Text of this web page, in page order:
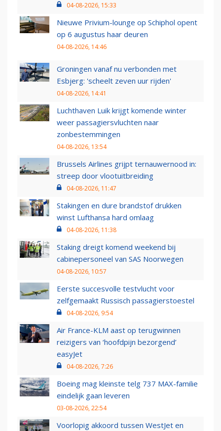
04-08-2026, 15:33
Nieuwe Privium-lounge op Schiphol opent
op 6 augustus haar deuren
04-08-2026, 14:46
Groningen vanaf nu verbonden met
Esbjerg: 'scheelt zeven uur rijden'
04-08-2026, 14:41
Luchthaven Luik krijgt komende winter
weer passagiersvluchten naar
zonbestemmingen
04-08-2026, 13:54
Brussels Airlines grijpt ternauwernood in:
streep door vlootuitbreiding
04-08-2026, 11:47
Stakingen en dure brandstof drukken
winst Lufthansa hard omlaag
04-08-2026, 11:38
Staking dreigt komend weekend bij
cabinepersoneel van SAS Noorwegen
04-08-2026, 10:57
Eerste succesvolle testvlucht voor
zelfgemaakt Russisch passagierstoestel
04-08-2026, 9:54
Air France-KLM aast op terugwinnen
reizigers van ‘hoofdpijn bezorgend’
easyJet
04-08-2026, 7:26
Boeing mag kleinste telg 737 MAX-familie
eindelijk gaan leveren
03-08-2026, 22:54
Voorlopig akkoord tussen WestJet en